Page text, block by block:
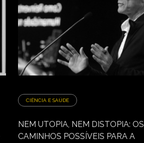
CIÊNCIA E SAÚDE
NEM UTOPIA, NEM DISTOPIA: OS
CAMINHOS POSSÍVEIS PARA A